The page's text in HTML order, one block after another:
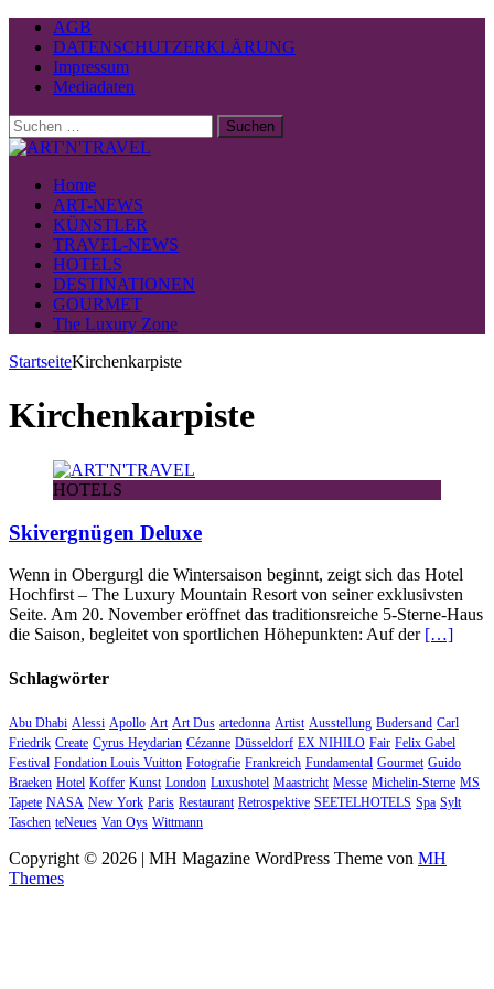
AGB
DATENSCHUTZERKLÄRUNG
Impressum
Mediadaten
Suchen
nach:
Home
ART-NEWS
KÜNSTLER
TRAVEL-NEWS
HOTELS
DESTINATIONEN
GOURMET
The Luxury Zone
StartseiteKirchenkarpiste
Kirchenkarpiste
HOTELS
Skivergnügen Deluxe
Wenn in Obergurgl die Wintersaison beginnt, zeigt sich das Hotel
Hochfirst – The Luxury Mountain Resort von seiner exklusivsten
Seite. Am 20. November eröffnet das traditionsreiche 5-Sterne-Haus
die Saison, begleitet von sportlichen Höhepunkten: Auf der […]
Schlagwörter
Abu Dhabi Alessi Apollo Art Art Dus artedonna Artist Ausstellung Budersand Carl
Friedrik Create Cyrus Heydarian Cézanne Düsseldorf EX NIHILO Fair Felix Gabel
Festival Fondation Louis Vuitton Fotografie Frankreich Fundamental Gourmet Guido
Braeken Hotel Koffer Kunst London Luxushotel Maastricht Messe Michelin-Sterne MS
Tapete NASA New York Paris Restaurant Retrospektive SEETELHOTELS Spa Sylt
Taschen teNeues Van Oys Wittmann
Copyright © 2026 | MH Magazine WordPress Theme von MH
Themes